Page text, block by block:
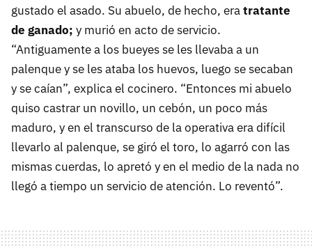
gustado el asado. Su abuelo, de hecho, eratratante
de ganado; y murió en acto de servicio.
“Antiguamente a los bueyes se les llevaba a un
palenque y se les ataba los huevos, luego se secaban
y se caían”, explica el cocinero. “Entonces mi abuelo
quiso castrar un novillo, un cebón, un poco más
maduro, y en el transcurso de la operativa era difícil
llevarlo al palenque, se giró el toro, lo agarró con las
mismas cuerdas, lo apretó y en el medio de la nada no
llegó a tiempo un servicio de atención. Lo reventó”.